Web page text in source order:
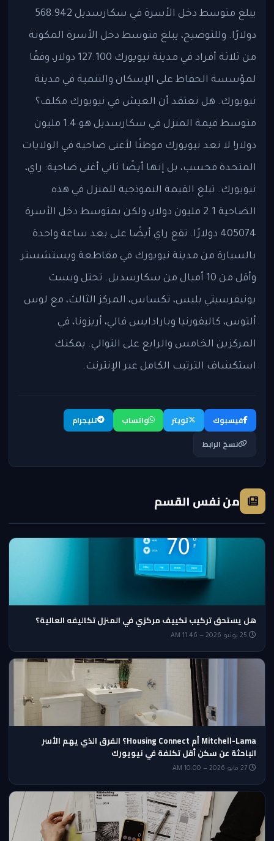
يبلغ متوسط ​​دخل الأسرة في سكارسديل 568.942
دولارًا. وللتوضيح، يبلغ متوسط ​​دخل الأسرة المكونة
من ثلاثة أفراد في مدينة نيويورك 127.100 دولار، وفقًا
لمؤسسة الحفاظ على الإسكان والتنمية في مدينة
نيويورك. هل تعتقد أن العيش في نيويورك مكلف؟
متوسط ​​قيمة المنزل في سكارسديل هو 1.4 مليون
دولار! لا تعد نيويورك موطنًا لأغنى ضاحية في الولايات
المتحدة فحسب، بل إنها أيضًا ثاني أغنى ضاحية: راي،
نيويورك. تبلغ القيمة النموذجية للمنزل في هذه
الضاحية 2.1 مليون دولار، ولكن بمتوسط ​​دخل الأسرة
405074 دولارًا. تقع راي أيضًا على بعد ساعة واحدة
بالسيارة من مدينة نيويورك في مقاطعة ويستشستر
وأقل من 10 أميال من سكارسديل. تحتل ويست
يونيفرسيتي بليس، تكساس، المركز الثالث، مع لوس
ألتوس، كاليفورنيا وبارادايس فالي، أريزونا، في
المركزين الخامس والرابع على التوالي. يمكنك
استكشاف الترتيب الكامل عبر الإنترنت.
فيسبوك تويتر واتساب
تليجرام
نسخ الرابط
من نفس القسم
هل يستحق تركيب تكييف مركزي في المنزل تكاليفه العالية؟
Mitchell-Lama أم Housing Connect؟ الفرق الذي يهم الأسر
الباحثة عن سكن أقل تكلفة في نيويورك